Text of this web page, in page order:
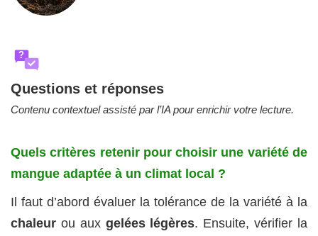
?
Questions et réponses
Contenu contextuel assisté par l’IA pour enrichir votre lecture.
Quels critères retenir pour choisir une variété de
mangue adaptée à un climat local ?
Il faut d’abord évaluer la tolérance de la variété à la
chaleur ou aux gelées légères. Ensuite, vérifier la